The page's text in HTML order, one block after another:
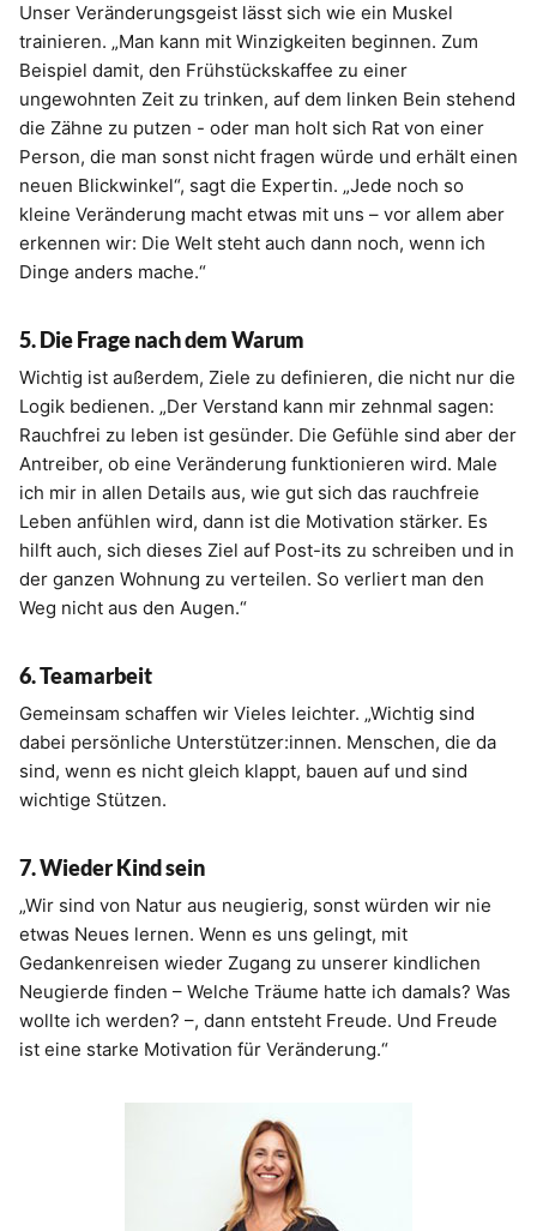
Unser Veränderungsgeist lässt sich wie ein Muskel
trainieren. „Man kann mit Winzigkeiten beginnen. Zum
Beispiel damit, den Frühstückskaffee zu einer
ungewohnten Zeit zu trinken, auf dem linken Bein stehend
die Zähne zu putzen - oder man holt sich Rat von einer
Person, die man sonst nicht fragen würde und erhält einen
neuen Blickwinkel“, sagt die Expertin. „Jede noch so
kleine Veränderung macht etwas mit uns – vor allem aber
erkennen wir: Die Welt steht auch dann noch, wenn ich
Dinge anders mache.“
5. Die Frage nach dem Warum
Wichtig ist außerdem, Ziele zu definieren, die nicht nur die
Logik bedienen. „Der Verstand kann mir zehnmal sagen:
Rauchfrei zu leben ist gesünder. Die Gefühle sind aber der
Antreiber, ob eine Veränderung funktionieren wird. Male
ich mir in allen Details aus, wie gut sich das rauchfreie
Leben anfühlen wird, dann ist die Motivation stärker. Es
hilft auch, sich dieses Ziel auf Post-its zu schreiben und in
der ganzen Wohnung zu verteilen. So verliert man den
Weg nicht aus den Augen.“
6. Teamarbeit
Gemeinsam schaffen wir Vieles leichter. „Wichtig sind
dabei persönliche Unterstützer:innen. Menschen, die da
sind, wenn es nicht gleich klappt, bauen auf und sind
wichtige Stützen.
7. Wieder Kind sein
„Wir sind von Natur aus neugierig, sonst würden wir nie
etwas Neues lernen. Wenn es uns gelingt, mit
Gedankenreisen wieder Zugang zu unserer kindlichen
Neugierde finden – Welche Träume hatte ich damals? Was
wollte ich werden? –, dann entsteht Freude. Und Freude
ist eine starke Motivation für Veränderung.“